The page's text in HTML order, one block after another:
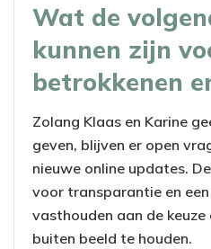
Wat de
kunnen zijn
betrokkenen
Zolang Klaas en Karine
geven, blijven er open
nieuwe online updates.
voor transparantie en
vasthouden aan de keuze
buiten beeld te houden.